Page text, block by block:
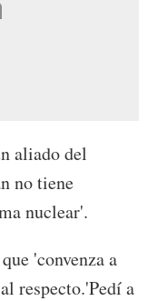
aliado del
no tiene
nuclear'.
'convenza a
respecto.'Pedí a